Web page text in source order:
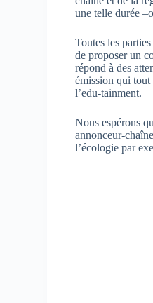
une telle durée
Toutes les
de proposer un
répond à des
émission qui tout
l’edu-tainment.
Nous espérons
annonceur-
l’écologie par